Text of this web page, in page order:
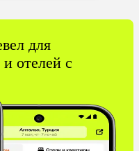
для
отелей с